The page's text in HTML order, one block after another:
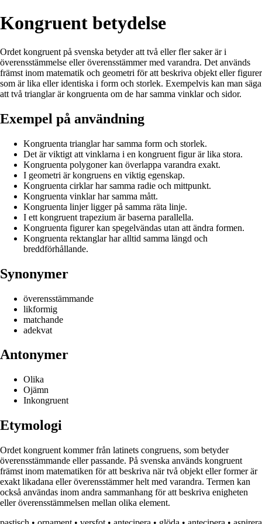
Kongruent betydelse
Ordet kongruent på svenska betyder att två eller fler saker är i
överensstämmelse eller överensstämmer med varandra. Det används
främst inom matematik och geometri för att beskriva objekt eller figurer
som är lika eller identiska i form och storlek. Exempelvis kan man säga
att två trianglar är kongruenta om de har samma vinklar och sidor.
Exempel på användning
Kongruenta trianglar har samma form och storlek.
Det är viktigt att vinklarna i en kongruent figur är lika stora.
Kongruenta polygoner kan överlappa varandra exakt.
I geometri är kongruens en viktig egenskap.
Kongruenta cirklar har samma radie och mittpunkt.
Kongruenta vinklar har samma mått.
Kongruenta linjer ligger på samma räta linje.
I ett kongruent trapezium är baserna parallella.
Kongruenta figurer kan spegelvändas utan att ändra formen.
Kongruenta rektanglar har alltid samma längd och
breddförhållande.
Synonymer
överensstämmande
likformig
matchande
adekvat
Antonymer
Olika
Ojämn
Inkongruent
Etymologi
Ordet kongruent kommer från latinets congruens, som betyder
överensstämmande eller passande. På svenska används kongruent
främst inom matematiken för att beskriva när två objekt eller former är
exakt likadana eller överensstämmer helt med varandra. Termen kan
också användas inom andra sammanhang för att beskriva enigheten
eller överensstämmelsen mellan olika element.